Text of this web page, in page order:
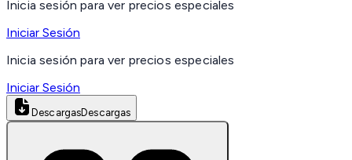
Inicia sesión para ver precios especiales
Iniciar Sesión
Inicia sesión para ver precios especiales
Iniciar Sesión
DescargasDescargas